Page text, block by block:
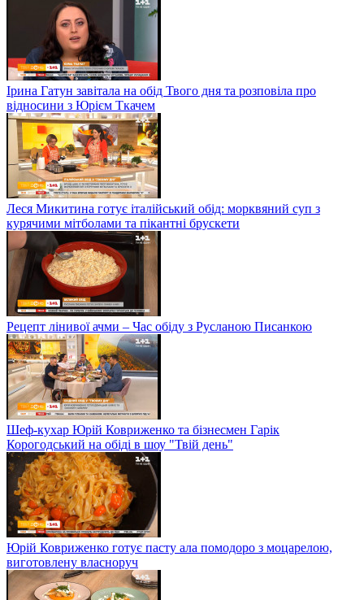
Ірина Гатун завітала на обід Твого дня та розповіла про
відносини з Юрієм Ткачем
Леся Микитина готує італійський обід: морквяний суп з
курячими мітболами та пікантні брускети
Рецепт лінивої ачми – Час обіду з Русланою Писанкою
Шеф-кухар Юрій Ковриженко та бізнесмен Гарік
Корогодський на обіді в шоу "Твій день"
Юрій Ковриженко готує пасту ала помодоро з моцарелою,
виготовлену власноруч